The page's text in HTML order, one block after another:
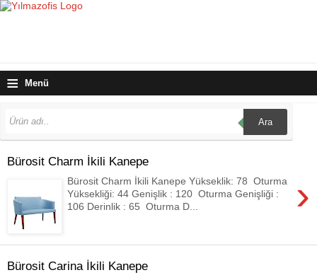
≡ Menü
Ara
Bürosit Charm İkili Kanepe
›
Bürosit Charm İkili Kanepe Yükseklik: 78 Oturma
Yüksekliği: 44 Genişlik : 120 Oturma Genişliği :
106 Derinlik : 65 Oturma D...
Bürosit Carina İkili Kanepe